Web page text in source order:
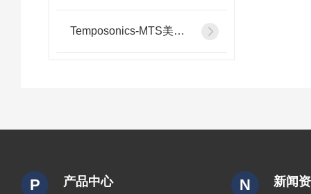
Temposonics-MTS美斯特
P 产品中心 N 新闻